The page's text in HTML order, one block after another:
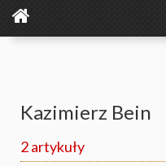
Kazimierz Bein
2 artykuły